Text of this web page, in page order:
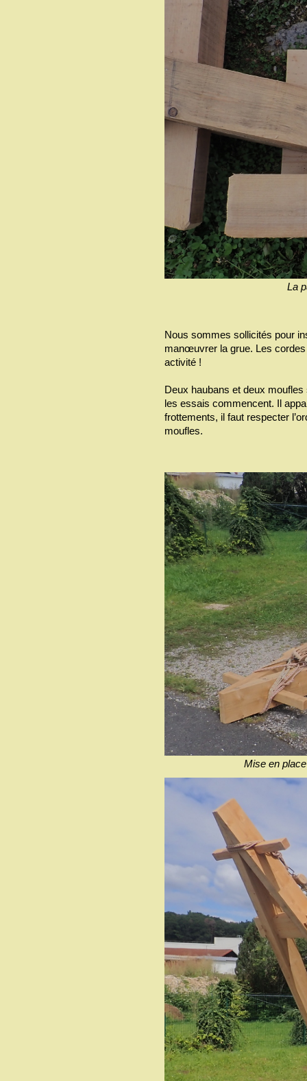
La
Nous sommes sollicités pour
manœuvrer la grue. Les
activité !
Deux haubans et deux
les essais commencent. Il
frottements, il faut respecter
moufles.
Mise en